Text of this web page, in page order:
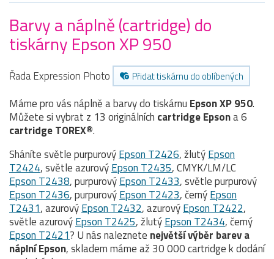
Barvy a náplně (cartridge) do
tiskárny Epson XP 950
Řada Expression Photo Přidat tiskárnu do oblíbených
Máme pro vás náplně a barvy do tiskárnu Epson XP 950.
Můžete si vybrat z 13 originálních cartridgeEpsona 6
cartridge TOREX®.
Sháníte světle purpurovýEpson T2426, žlutýEpson
T2424, světle azurovýEpson T2435, CMYK/LM/LC
Epson T2438, purpurovýEpson T2433, světle purpurový
Epson T2436, purpurovýEpson T2423, černýEpson
T2431, azurovýEpson T2432, azurovýEpson T2422,
světle azurovýEpson T2425, žlutýEpson T2434, černý
Epson T2421? U nás naleznete největší výběr barev a
náplní Epson, skladem máme až 30 000 cartridge k dodání